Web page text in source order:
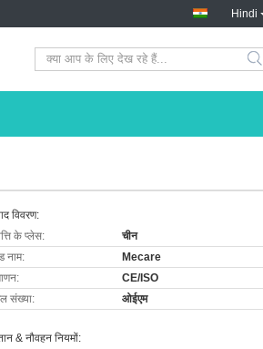
Hindi
विवरण:
के प्लेस:
चीन
नाम:
Mecare
CE/ISO
संख्या:
ओईएम
& नौवहन नियमों: